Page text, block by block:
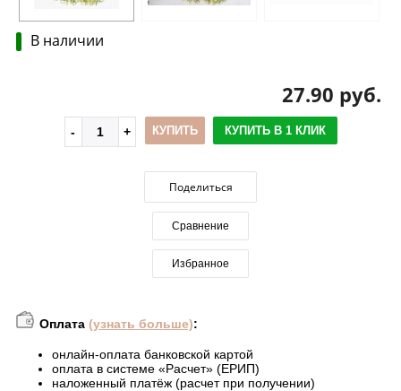
В наличии
27.90 руб.
КУПИТЬ КУПИТЬ В 1 КЛИК
Поделиться
Сравнение
Избранное
Оплата (узнать больше):
онлайн-оплата банковской картой
оплата в системе «Расчет» (ЕРИП)
наложенный платёж (расчет при получении)